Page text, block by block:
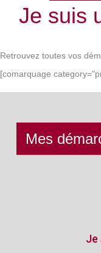
Je suis
Retrouvez toutes vos
[comarquage
Mes
Je